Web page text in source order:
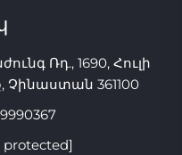
Ռդ., 1690, Հուլի
361100